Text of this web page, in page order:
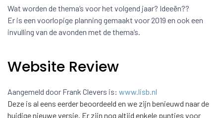
Wat worden de thema’s voor het volgend jaar? Ideeën??
Er is een voorlopige planning gemaakt voor 2019 en ook een
invulling van de avonden met de thema’s.
Website Review
Aangemeld door Frank Clevers is: www.lisb.nl
Deze is al eens eerder beoordeeld en we zijn benieuwd naar de
huidige nieuwe versie. Er zijn nog altijd enkele puntjes voor